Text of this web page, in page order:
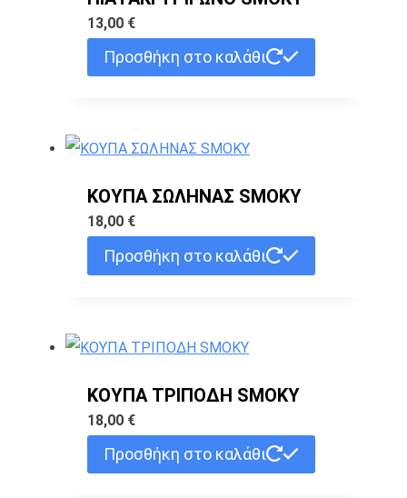
13,00 €
Προσθήκη στο καλάθι
ΚΟΥΠΑ ΣΩΛΗΝΑΣ SMOKY
18,00 €
Προσθήκη στο καλάθι
ΚΟΥΠΑ ΤΡΙΠΟΔΗ SMOKY
18,00 €
Προσθήκη στο καλάθι